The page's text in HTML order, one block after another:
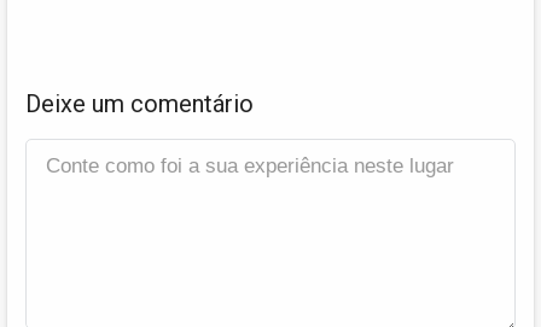
Deixe um comentário